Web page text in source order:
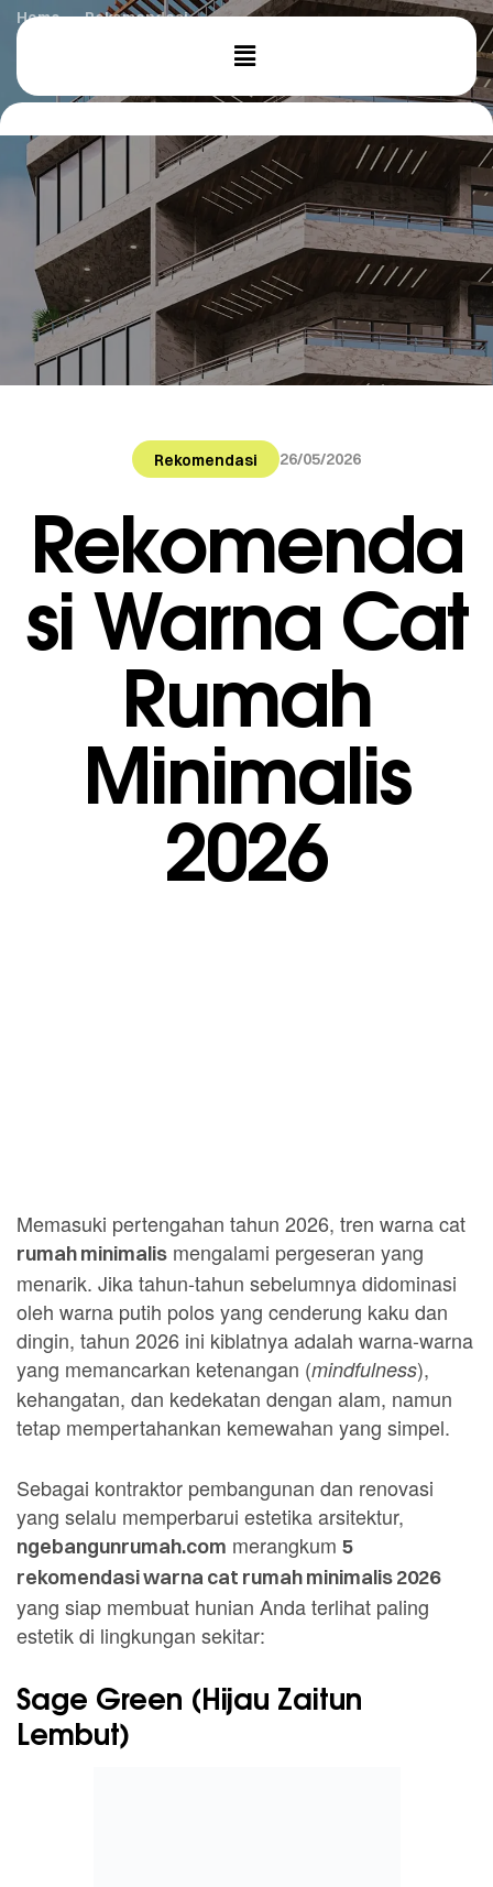
Home
Rekomendasi
Rekomendasi Warna Cat Rumah Minimalis 2026
Rekomendasi 26/05/2026
Rekomenda
si Warna Cat
Rumah
Minimalis
2026
Memasuki pertengahan tahun 2026, tren warna cat
rumah minimalis mengalami pergeseran yang
menarik. Jika tahun-tahun sebelumnya didominasi
oleh warna putih polos yang cenderung kaku dan
dingin, tahun 2026 ini kiblatnya adalah warna-warna
yang memancarkan ketenangan (mindfulness),
kehangatan, dan kedekatan dengan alam, namun
tetap mempertahankan kemewahan yang simpel.
Sebagai kontraktor pembangunan dan renovasi
yang selalu memperbarui estetika arsitektur,
ngebangunrumah.com merangkum 5
rekomendasi warna cat rumah minimalis 2026
yang siap membuat hunian Anda terlihat paling
estetik di lingkungan sekitar:
Sage Green (Hijau Zaitun
Lembut)